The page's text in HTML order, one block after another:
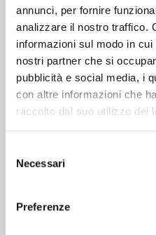
annunci, per fornire
analizzare il nostro traffico.
informazioni sul modo in
nostri partner che si
pubblicità e social media, i
con altre informazioni che
raccolto dal suo utilizzo dei
delNecessari
Preferenze
Altri volumi